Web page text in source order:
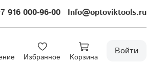
916 000-96-00 Info@optoviktools.ru
Избранное Корзина
Войти